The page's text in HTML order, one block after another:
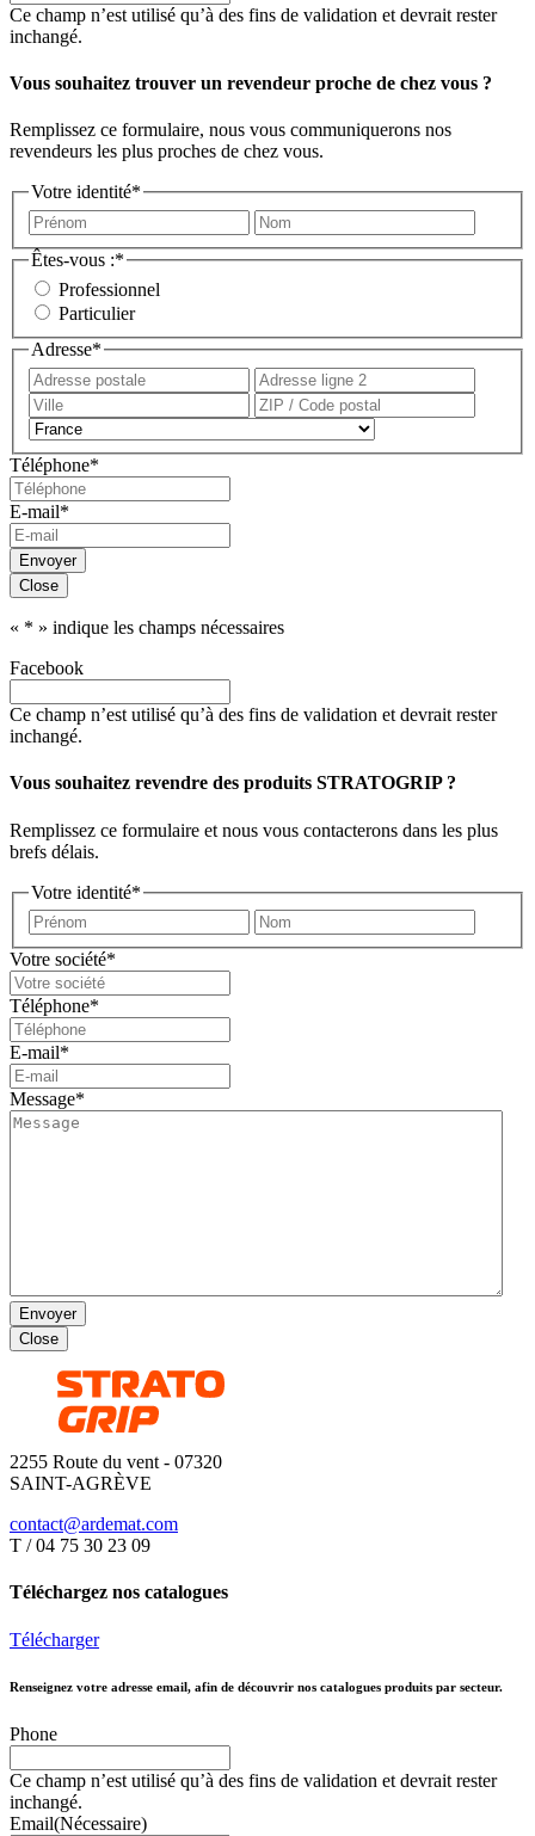
Ce champ n’est utilisé qu’à des fins de validation et devrait rester
inchangé.
Vous souhaitez trouver un revendeur proche de chez vous ?
Remplissez ce formulaire, nous vous communiquerons nos
revendeurs les plus proches de chez vous.
Votre identité*
Prénom
Êtes-vous :*
Professionnel
Particulier
Adresse*
Adresse
postale
Ville
Téléphone*
E-mail*
Envoyer
Close
« * » indique les champs nécessaires
Facebook
Ce champ n’est utilisé qu’à des fins de validation et devrait rester
inchangé.
Vous souhaitez revendre des produits STRATOGRIP ?
Remplissez ce formulaire et nous vous contacterons dans les plus
brefs délais.
Votre identité*
Prénom
Votre société*
Téléphone*
E-mail*
Message*
Envoyer
Close
2255 Route du vent - 07320
SAINT-AGRÈVE
contact@ardemat.com
T / 04 75 30 23 09
Téléchargez nos catalogues
Télécharger
Renseignez votre adresse email, afin de découvrir nos catalogues produits par secteur.
Phone
Ce champ n’est utilisé qu’à des fins de validation et devrait rester
inchangé.
Email(Nécessaire)